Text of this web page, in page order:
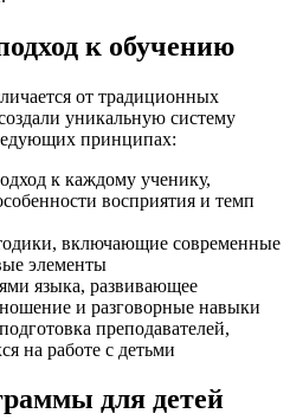
к обучению
от традиционных
уникальную систему
принципах:
к каждому ученику,
восприятия и темп
включающие современные
элементы
языка, развивающее
и разговорные навыки
преподавателей,
на работе с детьми
для детей